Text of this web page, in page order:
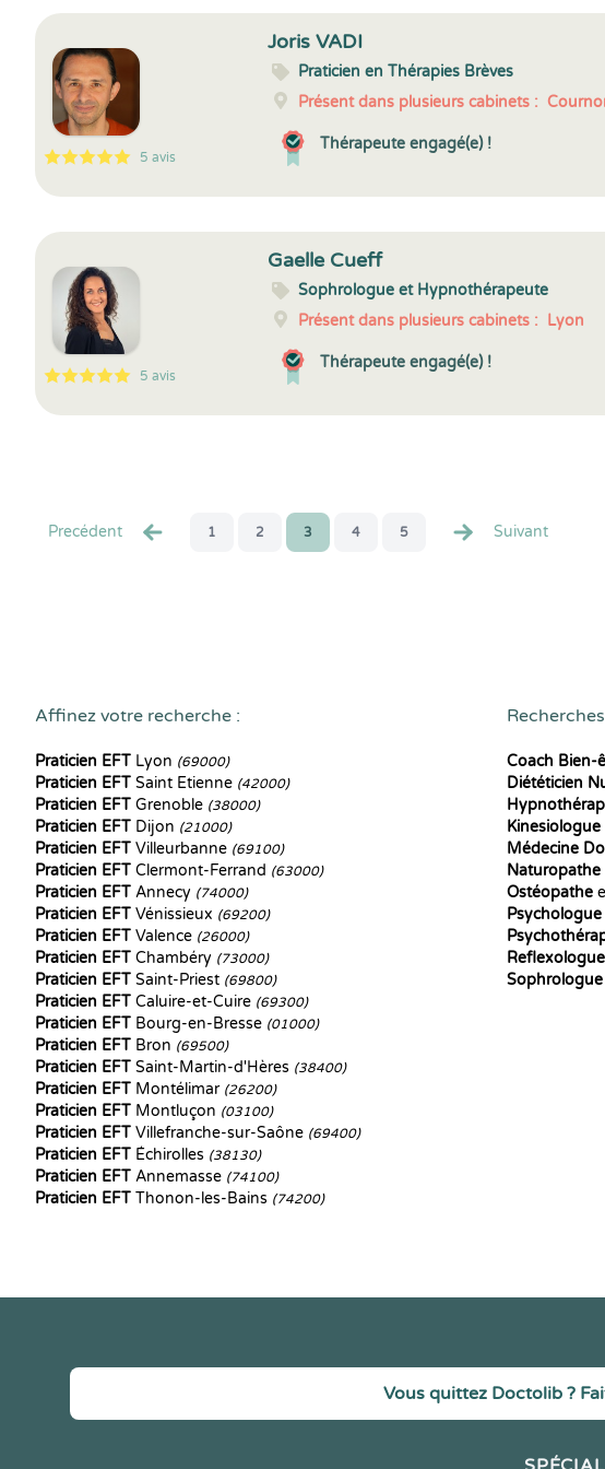
5
1
5
5 5 avis
Joris VADI
Praticien en Thérapies Brèves
Présent dans plusieurs cabinets :
Thérapeute engagé(e) !
5
1
5
5 5 avis
Gaelle Cueff
Sophrologue et Hypnothérapeute
Présent dans plusieurs cabinets : Lyon
Thérapeute engagé(e) !
Precédent 1 2 3 4 5 Suivant
Affinez votre recherche :
Praticien EFT Lyon (69000)
Praticien EFT Saint Etienne (42000)
Praticien EFT Grenoble (38000)
Praticien EFT Dijon (21000)
Praticien EFT Villeurbanne (69100)
Praticien EFT Clermont-Ferrand (63000)
Praticien EFT Annecy (74000)
Praticien EFT Vénissieux (69200)
Praticien EFT Valence (26000)
Praticien EFT Chambéry (73000)
Praticien EFT Saint-Priest (69800)
Praticien EFT Caluire-et-Cuire (69300)
Praticien EFT Bourg-en-Bresse (01000)
Praticien EFT Bron (69500)
Praticien EFT Saint-Martin-d'Hères (38400)
Praticien EFT Montélimar (26200)
Praticien EFT Montluçon (03100)
Praticien EFT Villefranche-sur-Saône (69400)
Praticien EFT Échirolles (38130)
Praticien EFT Annemasse (74100)
Praticien EFT Thonon-les-Bains (74200)
Coach Bien-
Diététicien
Kinesiologue
Médecine
Naturopathe
Ostéopathe
Psychologue
Reflexologue
Sophrologue
Vous quittez Doctolib ?